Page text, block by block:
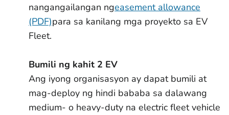
nangangailangan ngeasement allowance
(PDF)para sa kanilang mga proyekto sa EV
Fleet.
Bumili ng kahit 2 EV
Ang iyong organisasyon ay dapat bumili at
mag-deploy ng hindi bababa sa dalawang
medium- o heavy-duty na electric fleet vehicle